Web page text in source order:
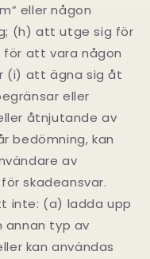
eller någon
(h) att utge sig för
att vara någon
(i) att ägna sig åt
eller
åtnjutande av
bedömning, kan
av
skadeansvar.
inte: (a) ladda upp
annan typ av
kan användas